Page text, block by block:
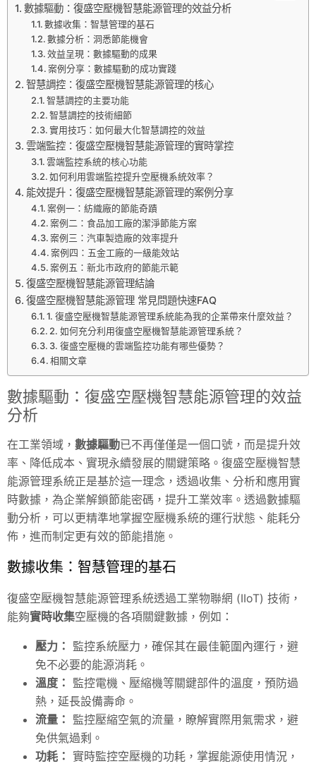
數據驅動：復盛空壓機智慧能源管理的效益分析
數據收集：智慧管理的基石
數據分析：洞悉節能機會
效益呈現：數據驅動的成果
案例分享：數據驅動的成功實踐
智慧調控：復盛空壓機智慧能源管理的核心
智慧調控的主要功能
智慧調控的技術細節
實用技巧：如何最大化智慧調控的效益
雲端監控：復盛空壓機智慧能源管理的實時掌控
雲端監控系統的核心功能
如何利用雲端監控提升空壓機系統效率？
能效提升：復盛空壓機智慧能源管理的案例分享
案例一：紡織廠的節能奇蹟
案例二：食品加工廠的潔淨節能方案
案例三：汽車製造廠的效率提升
案例四：五金工廠的一級能效站
案例五：新北市政府的節能示範
復盛空壓機智慧能源管理結論
復盛空壓機智慧能源管理 常見問題快速FAQ
1. 復盛空壓機智慧能源管理系統能為我的企業帶來什麼效益？
2. 如何充分利用復盛空壓機智慧能源管理系統？
3. 復盛空壓機的雲端監控功能有哪些優勢？
相關文章
數據驅動：復盛空壓機智慧能源管理的效益
分析
在工業領域， 數據驅動已不再僅僅是一個口號，而是提升效
率、降低成本、實現永續發展的關鍵策略。復盛空壓機智慧
能源管理系統正是基於這一理念，透過收集、分析和應用實
時數據，為企業解鎖節能密碼，提升工業效率。透過數據驅
動分析，可以更精準地掌握空壓機系統的運行狀態、能耗分
佈，進而制定更有效的節能措施。
數據收集：智慧管理的基石
復盛空壓機智慧能源管理系統透過工業物聯網 (IIoT) 技術，
能夠實時收集空壓機的各項關鍵數據，例如：
壓力： 監控系統壓力，確保其在最佳範圍內運行，避
免不必要的能源消耗。
溫度： 監控電機、壓縮機等關鍵部件的溫度，預防過
熱，延長設備壽命。
流量： 監控壓縮空氣的流量，瞭解實際用氣需求，避
免供氣過剩。
功耗： 實時監控空壓機的功耗，掌握能源使用情況，